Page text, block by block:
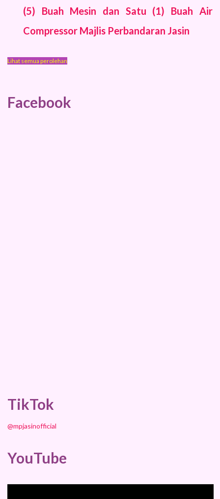
(5) Buah Mesin dan Satu (1) Buah Air
Compressor Majlis Perbandaran Jasin
Lihat semua perolehan
Facebook
TikTok
@mpjasinofficial
YouTube